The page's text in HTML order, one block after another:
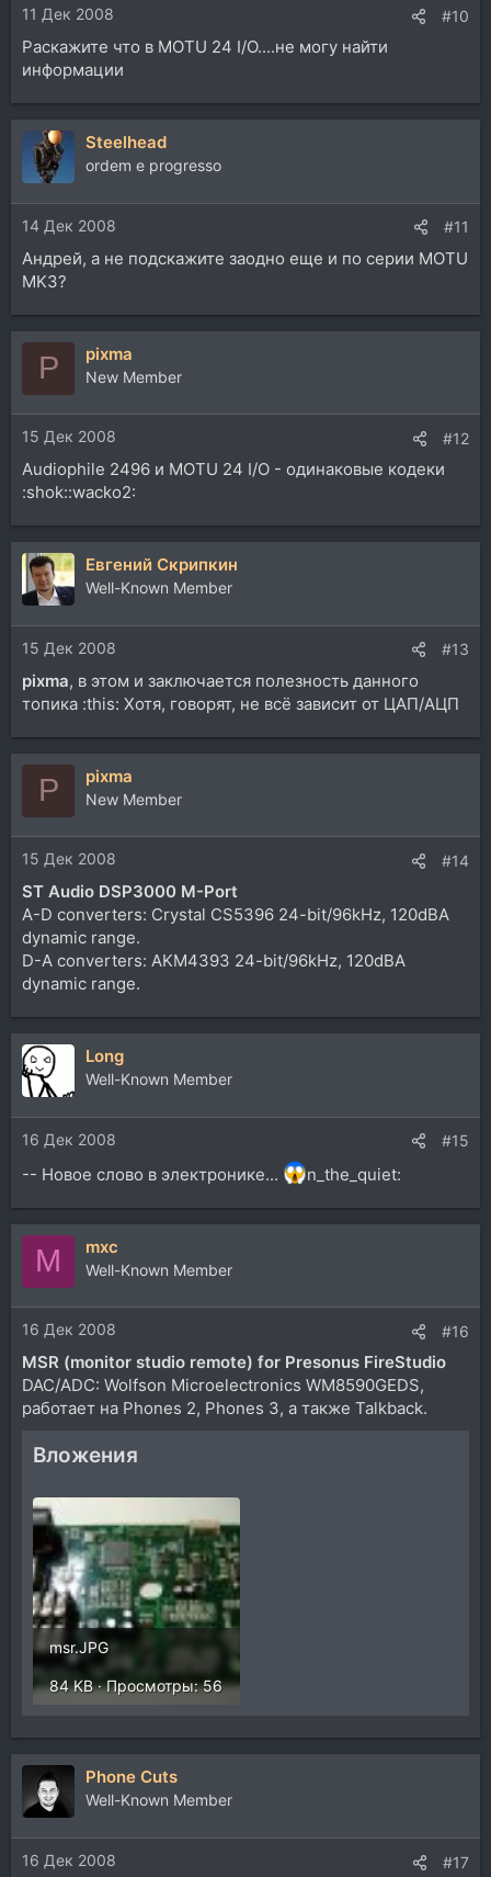
:11 Дек 2008 #10
Раскажите что в MOTU 24 I/O....не могу найти
информации
Steelhead
ordem e progresso
14 Дек 2008 #11
Андрей, а не подскажите заодно еще и по серии MOTU
MK3?
P pixma
New Member
15 Дек 2008 #12
Audiophile 2496 и MOTU 24 I/O - одинаковые кодеки
:shok::wacko2:
Евгений Скрипкин
Well-Known Member
15 Дек 2008 #13
pixma, в этом и заключается полезность данного
топика :this: Хотя, говорят, не всё зависит от ЦАП/АЦП
P pixma
New Member
15 Дек 2008 #14
ST Audio DSP3000 M-Port
A-D converters: Crystal CS5396 24-bit/96kHz, 120dBA
dynamic range.
D-A converters: AKM4393 24-bit/96kHz, 120dBA
dynamic range.
Long
Well-Known Member
16 Дек 2008 #15
-- Новое слово в электронике... n_the_quiet:
M mxc
Well-Known Member
16 Дек 2008 #16
MSR (monitor studio remote) for Presonus FireStudio
DAC/ADC: Wolfson Microelectronics WM8590GEDS,
работает на Phones 2, Phones 3, а также Talkback.
Вложения
msr.JPG
84 KB · Просмотры: 56
Phone Cuts
Well-Known Member
16 Дек 2008 #17